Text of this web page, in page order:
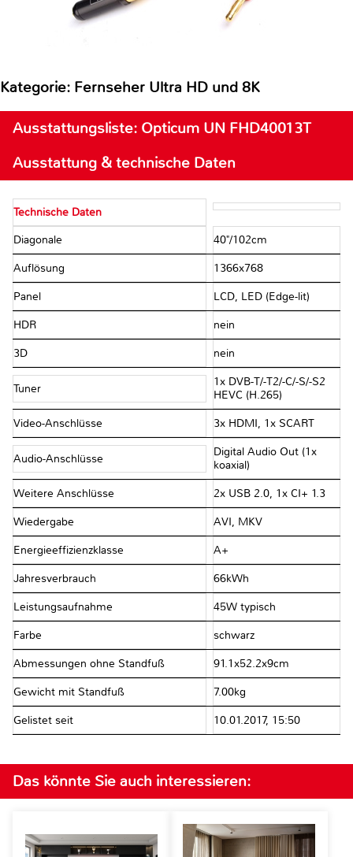
Kategorie: Fernseher Ultra HD und 8K
Ausstattungsliste: Opticum UN FHD40013T
Ausstattung & technische Daten
Technische Daten
Diagonale 40"/​102cm
Auflösung 1366x768
Panel LCD, LED (Edge-lit)
HDR nein
3D nein
Tuner
1x DVB-T/​-T2/​-C/​-S/​-S2
HEVC (H.265)
Video-Anschlüsse 3x HDMI, 1x SCART
Audio-Anschlüsse
Digital Audio Out (1x
koaxial)
Weitere Anschlüsse 2x USB 2.0, 1x CI+ 1.3
Wiedergabe AVI, MKV
Energieeffizienzklasse A+
Jahresverbrauch 66kWh
Leistungsaufnahme 45W typisch
Farbe schwarz
Abmessungen ohne Standfuß 91.1x52.2x9cm
Gewicht mit Standfuß 7.00kg
Gelistet seit 10.01.2017, 15:50
Das könnte Sie auch interessieren: